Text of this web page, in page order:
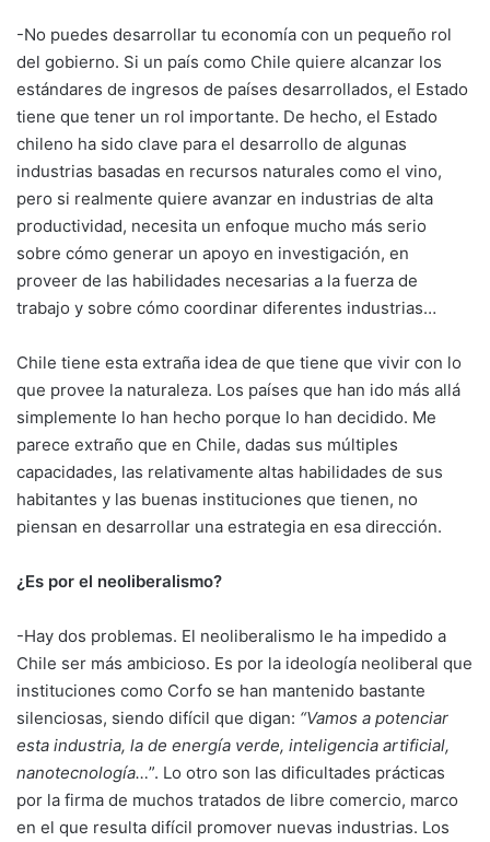
-No puedes desarrollar tu economía con un pequeño rol
del gobierno. Si un país como Chile quiere alcanzar los
estándares de ingresos de países desarrollados, el Estado
tiene que tener un rol importante. De hecho, el Estado
chileno ha sido clave para el desarrollo de algunas
industrias basadas en recursos naturales como el vino,
pero si realmente quiere avanzar en industrias de alta
productividad, necesita un enfoque mucho más serio
sobre cómo generar un apoyo en investigación, en
proveer de las habilidades necesarias a la fuerza de
trabajo y sobre cómo coordinar diferentes industrias…
Chile tiene esta extraña idea de que tiene que vivir con lo
que provee la naturaleza. Los países que han ido más allá
simplemente lo han hecho porque lo han decidido. Me
parece extraño que en Chile, dadas sus múltiples
capacidades, las relativamente altas habilidades de sus
habitantes y las buenas instituciones que tienen, no
piensan en desarrollar una estrategia en esa dirección.
¿Es por el neoliberalismo?
-Hay dos problemas. El neoliberalismo le ha impedido a
Chile ser más ambicioso. Es por la ideología neoliberal que
instituciones como Corfo se han mantenido bastante
silenciosas, siendo difícil que digan: “Vamos a potenciar
esta industria, la de energía verde, inteligencia artificial,
nanotecnología…”. Lo otro son las dificultades prácticas
por la firma de muchos tratados de libre comercio, marco
en el que resulta difícil promover nuevas industrias. Los